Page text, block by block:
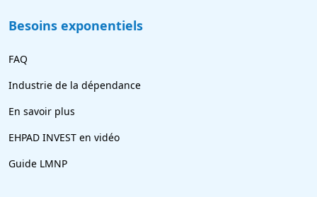
Besoins exponentiels
FAQ
Industrie de la dépendance
En savoir plus
EHPAD INVEST en vidéo
Guide LMNP